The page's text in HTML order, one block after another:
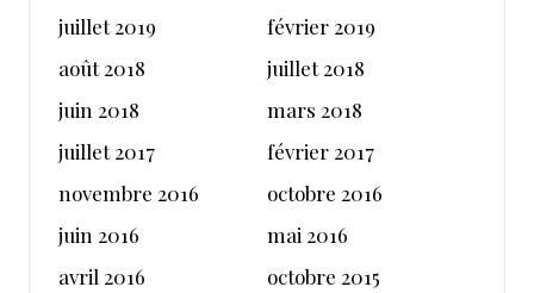
juillet 2019
février 2019
août 2018
juillet 2018
juin 2018
mars 2018
juillet 2017
février 2017
novembre 2016
octobre 2016
juin 2016
mai 2016
avril 2016
octobre 2015